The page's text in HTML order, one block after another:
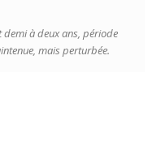
demi à deux ans, période
mais perturbée.